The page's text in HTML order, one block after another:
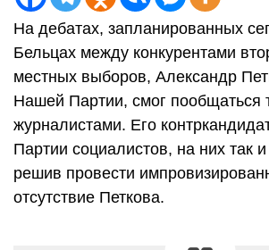
На дебатах, запланированных
Бельцах между конкурентами
местных выборов, Александр
Нашей Партии, смог пообщаться
журналистами. Его
Партии социалистов, на них так
решив провести
отсутствие Петкова.